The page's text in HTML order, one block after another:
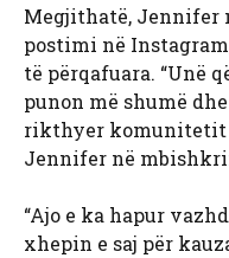
Megjithatë, Jennifer
postimi në
të përqafuara. “Unë
punon më shumë
rikthyer komunitetit
Jennifer në
“Ajo e ka hapur
xhepin e saj për